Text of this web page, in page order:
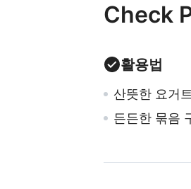
Check
활용법
산뜻한 요거
든든한 묶음